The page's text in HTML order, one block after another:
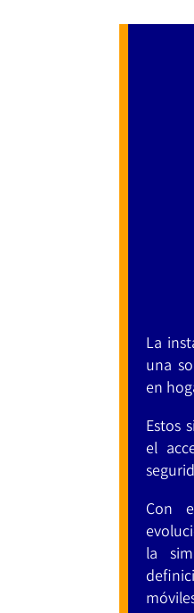
La
una
en
Estos
el
Con
la